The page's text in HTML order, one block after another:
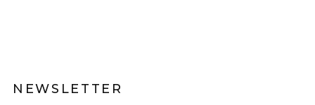
NEWSLETTER